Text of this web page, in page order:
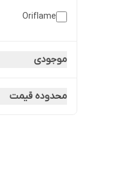
Oriflame
موجودی
محدوده قیمت